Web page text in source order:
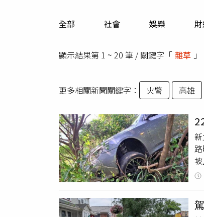
全部 社會 娛樂
顯示結果第 1 ~ 20 筆 / 關鍵字「 雜草 」
更多相關新聞關鍵字： 火警 高雄